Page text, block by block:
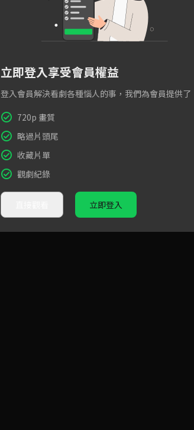
立即登入享受會員權益
登入會員解決看劇各種惱人的事，我們為會員提供了
720p 畫質
略過片頭尾
收藏片單
觀劇紀錄
立即登入